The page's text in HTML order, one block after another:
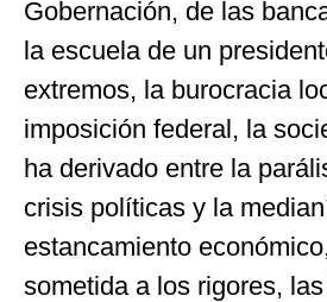
Gobernación, de las
la escuela de un
extremos, la burocracia
imposición federal, la
ha derivado entre la
crisis políticas y la
estancamiento
sometida a los rigores,